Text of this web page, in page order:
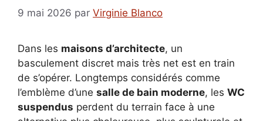
9 mai 2026 par Virginie Blanco
Dans les maisons d’architecte, un
basculement discret mais très net est en train
de s’opérer. Longtemps considérés comme
l’emblème d’une salle de bain moderne, les WC
suspendus perdent du terrain face à une